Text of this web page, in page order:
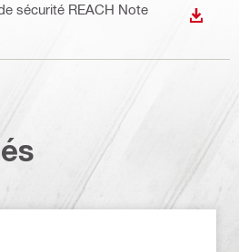
sécurité REACH Note